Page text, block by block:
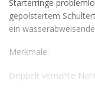
Starterringe
gepolstertem
ein
Merkmale:
Doppelt vernähte